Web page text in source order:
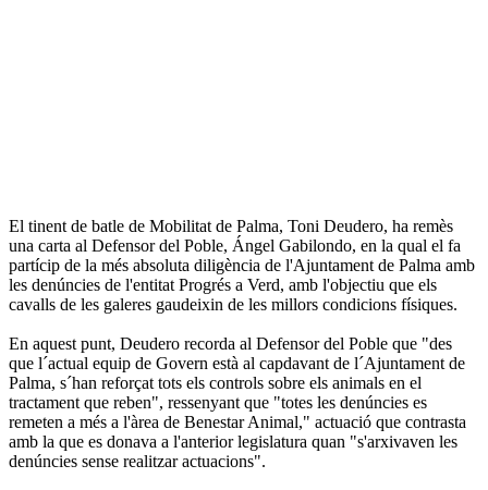
El tinent de batle de Mobilitat de Palma, Toni Deudero, ha remès
una carta al Defensor del Poble, Ángel Gabilondo, en la qual el fa
partícip de la més absoluta diligència de l'Ajuntament de Palma amb
les denúncies de l'entitat Progrés a Verd, amb l'objectiu que els
cavalls de les galeres gaudeixin de les millors condicions físiques.
En aquest punt, Deudero recorda al Defensor del Poble que "des
que l´actual equip de Govern està al capdavant de l´Ajuntament de
Palma, s´han reforçat tots els controls sobre els animals en el
tractament que reben", ressenyant que "totes les denúncies es
remeten a més a l'àrea de Benestar Animal," actuació que contrasta
amb la que es donava a l'anterior legislatura quan "s'arxivaven les
denúncies sense realitzar actuacions".